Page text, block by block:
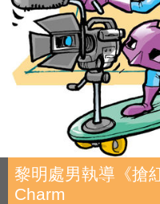
黎明處男執導《搶
Charm